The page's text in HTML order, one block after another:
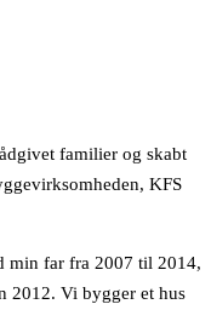
familier og skabt
KFS
min far fra 2007 til 2014,
2012. Vi bygger et hus